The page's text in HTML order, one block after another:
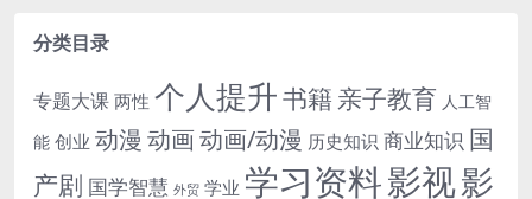
分类目录
专题大课 两性 个人提升书籍 亲子教育 人工智
能 创业 动漫 动画动画/动漫 历史知识 商业知识 国
产剧 国学智慧 外贸 学业 学习资料影视影